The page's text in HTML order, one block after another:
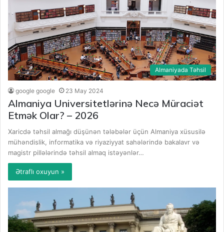
Almaniyada Təhsil
google google 23 May 2024
Almaniya Universitetlərinə Necə Müraciət
Etmək Olar? – 2026
Xaricdə təhsil almağı düşünən tələbələr üçün Almaniya xüsusilə
mühəndislik, informatika və riyaziyyat sahələrində bakalavr və
magistr pillələrində təhsil almaq istəyənlər…
Ətraflı oxuyun »